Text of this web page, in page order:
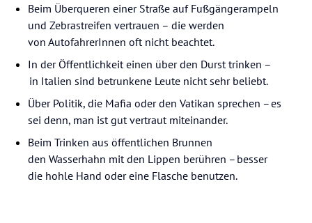
Beim Überqueren einer Straße auf Fußgängerampeln
und Zebrastreifen vertrauen – die werden
von AutofahrerInnen oft nicht beachtet.
In der Öffentlichkeit einen über den Durst trinken –
in Italien sind betrunkene Leute nicht sehr beliebt.
Über Politik, die Mafia oder den Vatikan sprechen – es
sei denn, man ist gut vertraut miteinander.
Beim Trinken aus öffentlichen Brunnen
den Wasserhahn mit den Lippen berühren – besser
die hohle Hand oder eine Flasche benutzen.